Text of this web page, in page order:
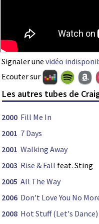
Signaler une vidéo
Ecouter sur
Les autres tubes de
2000 Fill Me In
2001 7 Days
2001 Walking Away
2003 Rise & Fall feat. Sting
2005 All The Way
2006 Don't Love You No
2008 Hot Stuff (Let's Dance)